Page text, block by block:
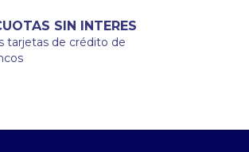
SIN INTERES
tarjetas de crédito de